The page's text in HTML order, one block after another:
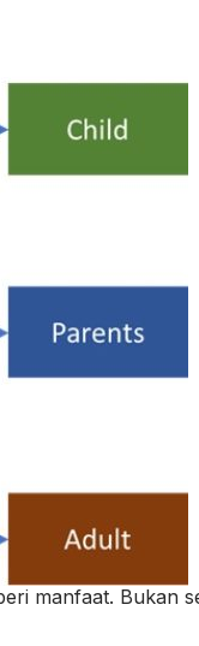
manfaat. Bukan